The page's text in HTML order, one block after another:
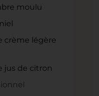
moulu
crème légère
jus de citron